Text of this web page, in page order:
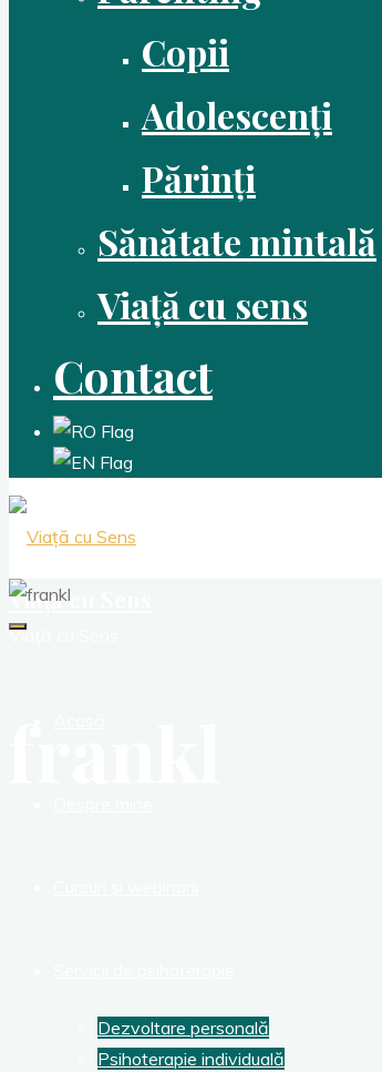
Copii
Adolescenți
Părinți
Sănătate mintală
Viață cu sens
Contact
Viață cu Sens
Viață cu Sens
Dezvoltare personală
Psihoterapie individuală